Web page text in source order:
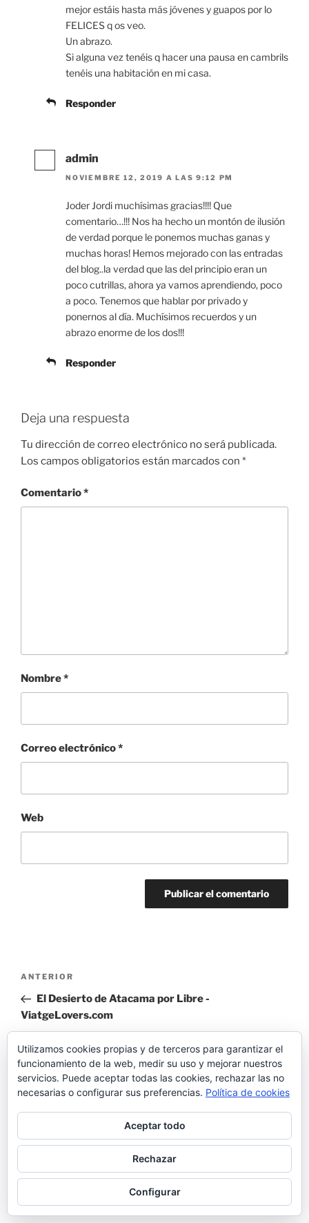
mejor estáis hasta más jóvenes y guapos por lo
FELICES q os veo.
Un abrazo.
Si alguna vez tenéis q hacer una pausa en cambrils
tenéis una habitación en mi casa.
Responder
admin
NOVIEMBRE 12, 2019 A LAS 9:12 PM
Joder Jordi muchísimas gracias!!!! Que
comentario…!!! Nos ha hecho un montón de ilusión
de verdad porque le ponemos muchas ganas y
muchas horas! Hemos mejorado con las entradas
del blog..la verdad que las del principio eran un
poco cutrillas, ahora ya vamos aprendiendo, poco
a poco. Tenemos que hablar por privado y
ponernos al día. Muchísimos recuerdos y un
abrazo enorme de los dos!!!
Responder
Deja una respuesta
Tu dirección de correo electrónico no será publicada.
Los campos obligatorios están marcados con *
Comentario*
Nombre*
Correo electrónico*
Web
Navegación
entradas
Entrada
anterior:
ANTERIOR
El Desierto de Atacama por Libre -
ViatgeLovers.com
Siguiente
entrada
SIGUIENTE
Lagunas Altiplánicas en San Pedro de Atacama
África
Tanzania
Utilizamos cookies propias y de terceros para garantizar el
funcionamiento de la web, medir su uso y mejorar nuestros
servicios. Puede aceptar todas las cookies, rechazar las no
necesarias o configurar sus preferencias. Política de cookies
Aceptar todo
Rechazar
Configurar